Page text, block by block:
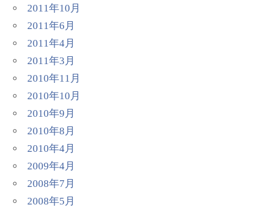
2011年10月
2011年6月
2011年4月
2011年3月
2010年11月
2010年10月
2010年9月
2010年8月
2010年4月
2009年4月
2008年7月
2008年5月